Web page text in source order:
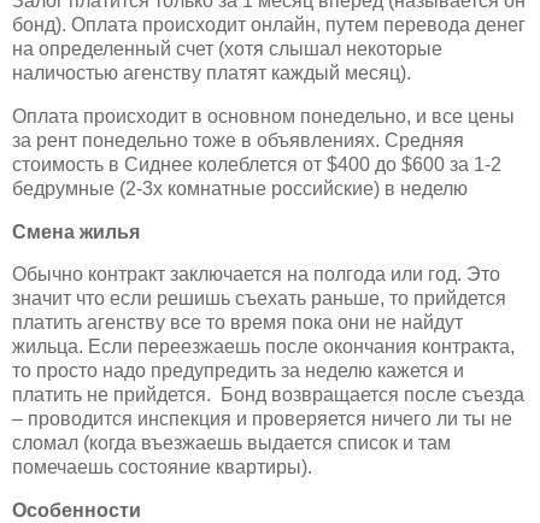
бонд). Оплата происходит онлайн, путем перевода денег
на определенный счет (хотя слышал некоторые
наличостью агенству платят каждый месяц).
Оплата происходит в основном понедельно, и все цены
за рент понедельно тоже в объявлениях. Средняя
стоимость в Сиднее колеблется от $400 до $600 за 1-2
бедрумные (2-3х комнатные российские) в неделю
Смена жилья
Обычно контракт заключается на полгода или год. Это
значит что если решишь съехать раньше, то прийдется
платить агенству все то время пока они не найдут
жильца. Если переезжаешь после окончания контракта,
то просто надо предупредить за неделю кажется и
платить не прийдется. Бонд возвращается после съезда
– проводится инспекция и проверяется ничего ли ты не
сломал (когда въезжаешь выдается список и там
помечаешь состояние квартиры).
Особенности